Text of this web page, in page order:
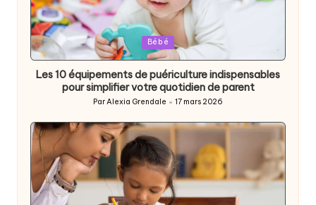
Posted
in
Bébé
Les 10 équipements de puériculture indispensables
pour simplifier votre quotidien de parent
Posted
by
ParAlexia Grendale 17 mars 2026